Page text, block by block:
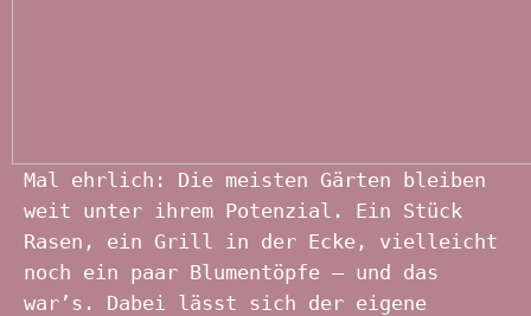
Mal ehrlich: Die meisten Gärten bleiben
weit unter ihrem Potenzial. Ein Stück
Rasen, ein Grill in der Ecke, vielleicht
noch ein paar Blumentöpfe – und das
war’s. Dabei lässt sich der eigene